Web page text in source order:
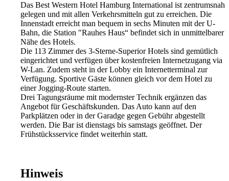
Das Best Western Hotel Hamburg International ist zentrumsnah
gelegen und mit allen Verkehrsmitteln gut zu erreichen. Die
Innenstadt erreicht man bequem in sechs Minuten mit der U-
Bahn, die Station "Rauhes Haus“ befindet sich in unmittelbarer
Nähe des Hotels.
Die 113 Zimmer des 3-Sterne-Superior Hotels sind gemütlich
eingerichtet und verfügen über kostenfreien Internetzugang via
W-Lan. Zudem steht in der Lobby ein Internetterminal zur
Verfügung. Sportive Gäste können gleich vor dem Hotel zu
einer Jogging-Route starten.
Drei Tagungsräume mit modernster Technik ergänzen das
Angebot für Geschäftskunden. Das Auto kann auf den
Parkplätzen oder in der Garadge gegen Gebühr abgestellt
werden. Die Bar ist dienstags bis samstags geöffnet. Der
Frühstücksservice findet weiterhin statt.
Hinweis